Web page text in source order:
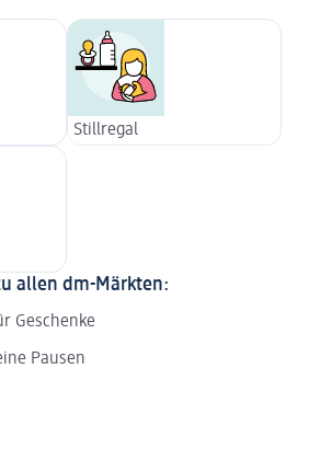
Stillregal
allen dm-Märkten:
Geschenke
Pausen